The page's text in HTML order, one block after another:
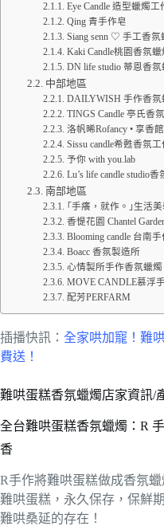
Eye Candle 造型蠟燭工
Qing 青手作皂
Siang senn ♡ 手工香氛
Kaki Candle桃園香氛
DN life studio 蒂恩香氛
中部地區
DAILYWISH 手作香氛
TINGS Candle 亭氏香氛
洛帆晞Rofancy • 享香館
Sissu candle希甦香氛
予你 with you.lab
Lu’s life candle studio
南部地區
｢手癢，就作。｣生活美
香惿花園 Chantel
Blooming candle 台南
Boacc 香氛製造所
心情製所手作香氛蠟燭
MOVE CANDLE慕浮
配芳PERFARM
插播快訊： 全家哄加寵！難
費送！
難哄蛋糕香氛蠟燭店家資訊/
全台難哄蛋糕香氛蠟燭：R
香
R手作將難哄蛋糕做成香氛
難哄蛋糕，永久保存，保鮮
難哄桑延的存在！